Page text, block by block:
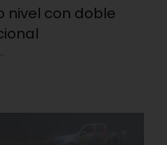
nivel con doble